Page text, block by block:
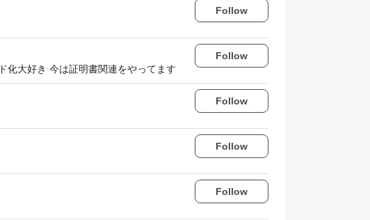
Follow
化大好き 今は証明書関連をやってます
Follow
Follow
Follow
Follow